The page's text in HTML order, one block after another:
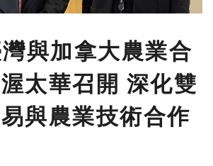
與加拿大農業合
太華召開 深化雙
與農業技術合作